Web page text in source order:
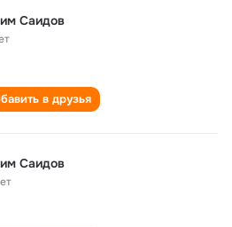
Саидов
в друзья
Саидов